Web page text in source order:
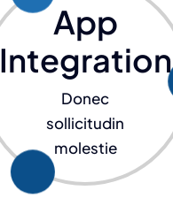
App
Integration
Donec
sollicitudin
molestie